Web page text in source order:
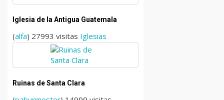
Iglesia de la Antigua Guatemala
(alfa) 27993 visitas Iglesias
Ruinas de Santa Clara